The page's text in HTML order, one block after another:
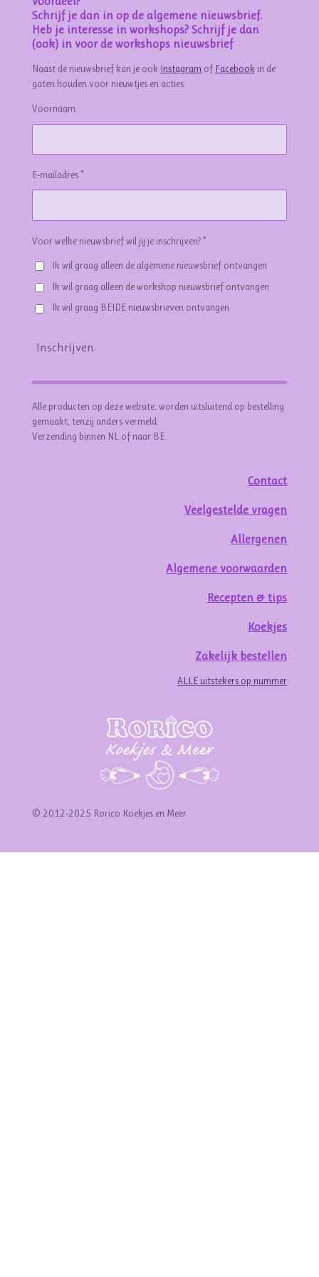
Schrijf je dan in op de algemene nieuwsbrief.
Heb je interesse in workshops? Schrijf je dan
(ook) in voor de workshops nieuwsbrief
Naast de nieuwsbrief kan je ook Instagram of Facebook in de
gaten houden voor nieuwtjes en acties.
Voornaam
E-mailadres *
Voor welke nieuwsbrief wil jij je inschrijven? *
Ik wil graag alleen de algemene nieuwsbrief ontvangen
Ik wil graag alleen de workshop nieuwsbrief ontvangen
Ik wil graag BEIDE nieuwsbrieven ontvangen
Inschrijven
Alle producten op deze website, worden uitsluitend op bestelling
gemaakt, tenzij anders vermeld.
Verzending binnen NL of naar BE.
Contact
Veelgestelde vragen
Allergenen
Algemene voorwaarden
Recepten & tips
Koekjes
Zakelijk bestellen
ALLE uitstekers op nummer
© 2012-2025 Rorico Koekjes en Meer